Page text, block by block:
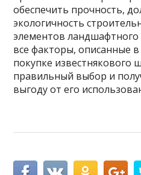
обеспечить прочность,
экологичность
элементов
все факторы, описанные в
покупке известнякового
правильный выбор и
выгоду от его